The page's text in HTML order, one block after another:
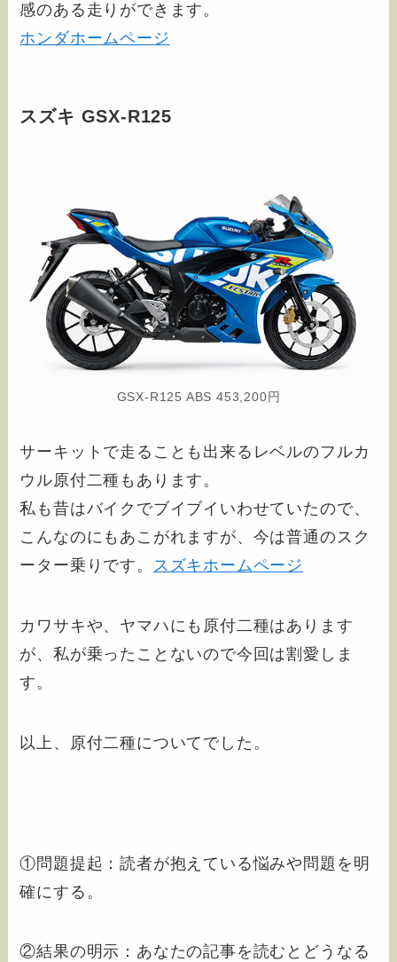
感のある走りができます。
ホンダホームページ
スズキ GSX-R125
GSX-R125 ABS 453,200円
サーキットで走ることも出来るレベルのフルカ
ウル原付二種もあります。
私も昔はバイクでブイブイいわせていたので、
こんなのにもあこがれますが、今は普通のスク
ーター乗りです。 スズキホームページ
カワサキや、ヤマハにも原付二種はあります
が、私が乗ったことないので今回は割愛しま
す。
以上、原付二種についてでした。
①問題提起：読者が抱えている悩みや問題を明
確にする。
②結果の明示：あなたの記事を読むとどうなる